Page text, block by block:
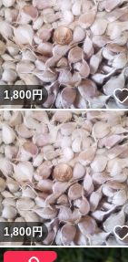
1,800円
1,800円